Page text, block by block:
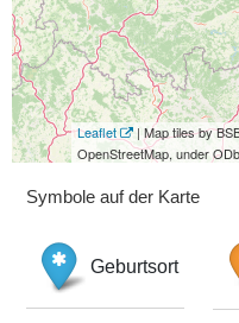
Leaflet
| Map tiles by
OpenStreetMap, under
Symbole auf der Karte
Geburtsort